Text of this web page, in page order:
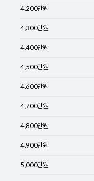
4,200만원
4,300만원
4,400만원
4,500만원
4,600만원
4,700만원
4,800만원
4,900만원
5,000만원